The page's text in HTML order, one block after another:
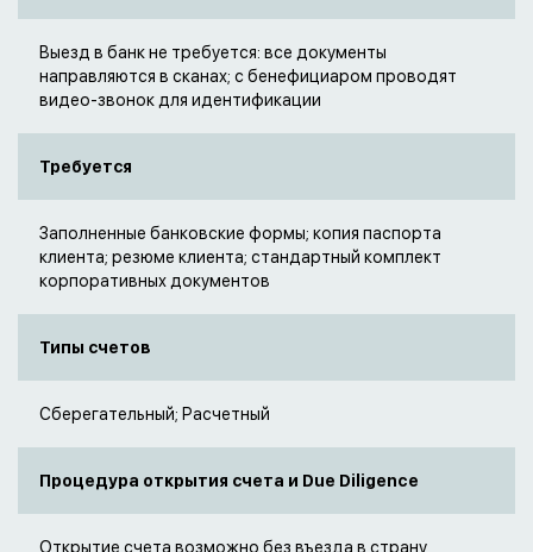
Выезд в банк не требуется: все документы
направляются в сканах; с бенефициаром проводят
видео-звонок для идентификации
Требуется
Заполненные банковские формы; копия паспорта
клиента; резюме клиента; стандартный комплект
корпоративных документов
Типы счетов
Сберегательный; Расчетный
Процедура открытия счета и Due Diligence
Открытие счета возможно без въезда в страну